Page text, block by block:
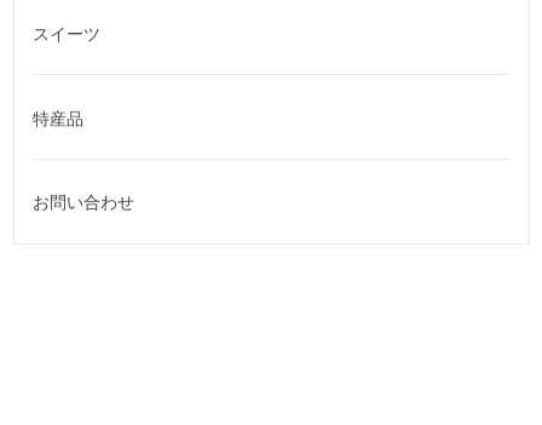
スイーツ
特産品
お問い合わせ